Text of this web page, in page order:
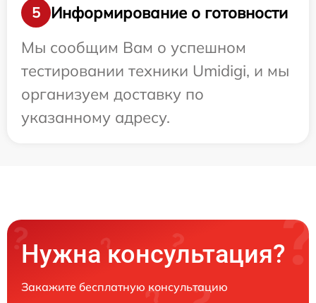
5
Информирование о готовности
Мы сообщим Вам о успешном
тестировании техники Umidigi, и мы
организуем доставку по
указанному адресу.
Нужна консультация?
Закажите бесплатную консультацию